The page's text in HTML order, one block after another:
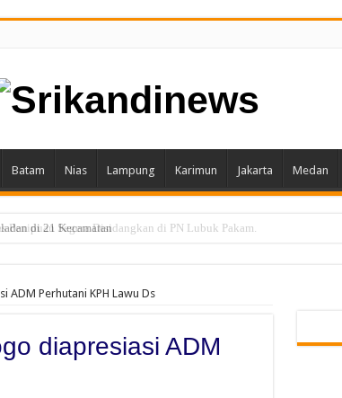
Batam Nias Lampung Karimun Jakarta Medan
di 21 Kecamatan
ADM Perhutani KPH Lawu Ds
diapresiasi ADM